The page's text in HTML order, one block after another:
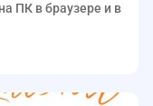
ПК в браузере и в